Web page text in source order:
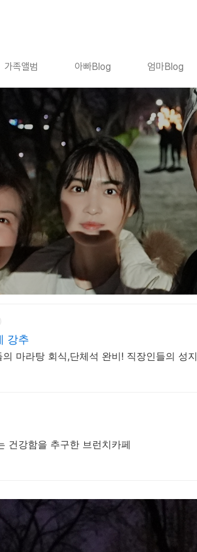
가족앨범 아빠Blog 엄마Blog
강추
마라탕 회식,단체석 완비! 직장인들의 성지
건강함을 추구한 브런치카페